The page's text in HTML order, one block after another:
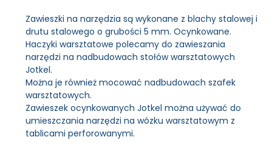
Zawieszki na narzędzia są wykonane z blachy stalowej i
drutu stalowego o grubości 5 mm. Ocynkowane.
Haczyki warsztatowe polecamy do zawieszania
narzędzi na nadbudowach stołów warsztatowych
Jotkel.
Można je również mocować nadbudowach szafek
warsztatowych.
Zawieszek ocynkowanych Jotkel można używać do
umieszczania narzędzi na wózku warsztatowym z
tablicami perforowanymi.